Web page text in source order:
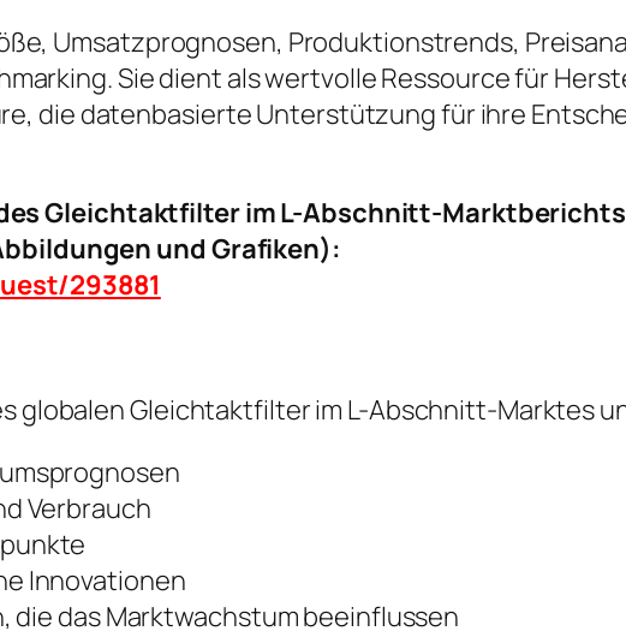
Umsatzprognosen, Produktionstrends,
Sie dient als wertvolle Ressource für
die datenbasierte Unterstützung für ihre
Gleichtaktfilter im L-Abschnitt-
und Grafiken):
293881
globalen Gleichtaktfilter im L-Abschnitt-Marktes
Verbrauch
Innovationen
das Marktwachstum beeinflussen